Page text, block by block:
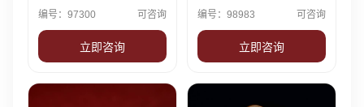
编号：97300 可咨询
立即咨询
编号：98983 可咨询
立即咨询